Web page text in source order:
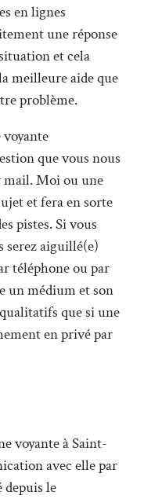
en lignes
une réponse
et cela
meilleure aide que
problème.
que vous nous
mail. Moi ou une
et fera en sorte
pistes. Si vous
serez aiguillé(e)
téléphone ou par
un médium et son
que si une
en privé par
voyante à Saint-
avec elle par
depuis le